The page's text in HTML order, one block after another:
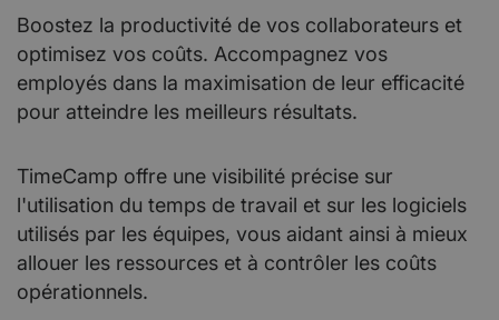
Boostez la productivité de vos collaborateurs et
optimisez vos coûts. Accompagnez vos
employés dans la maximisation de leur efficacité
pour atteindre les meilleurs résultats.
TimeCamp offre une visibilité précise sur
l'utilisation du temps de travail et sur les logiciels
utilisés par les équipes, vous aidant ainsi à mieux
allouer les ressources et à contrôler les coûts
opérationnels.